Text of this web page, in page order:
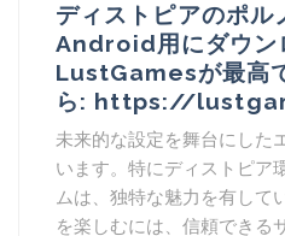
ディストピアのポル
Android用にダウン
LustGamesが最高
ら: https://
未来的な設定を舞台にした
います。特にディストピア
ムは、独特な魅力を有して
を楽しむには、信頼できる